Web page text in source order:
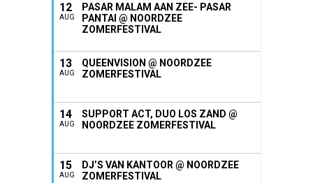
12
AUG
PASAR MALAM AAN ZEE- PASAR
PANTAI @ NOORDZEE
ZOMERFESTIVAL
13
AUG
QUEENVISION @ NOORDZEE
ZOMERFESTIVAL
14
AUG
SUPPORT ACT, DUO LOS ZAND @
NOORDZEE ZOMERFESTIVAL
15
AUG
DJ’S VAN KANTOOR @ NOORDZEE
ZOMERFESTIVAL